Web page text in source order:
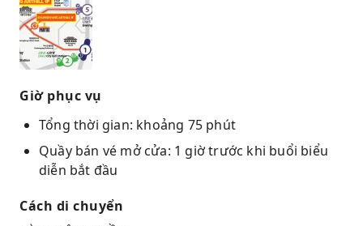
Giờ phục vụ
Tổng thời gian: khoảng 75 phút
Quầy bán vé mở cửa: 1 giờ trước khi buổi biểu
diễn bắt đầu
Cách di chuyển